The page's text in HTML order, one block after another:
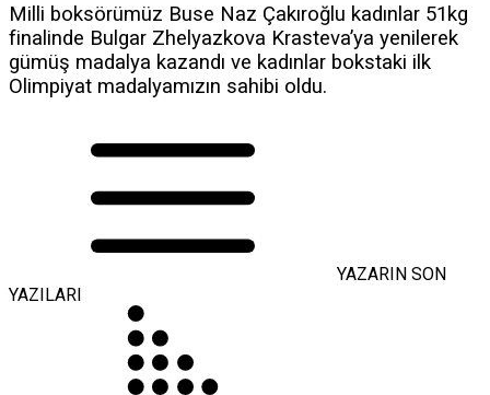
Milli boksörümüz Buse Naz Çakıroğlu kadınlar 51kg
finalinde Bulgar Zhelyazkova Krasteva’ya yenilerek
gümüş madalya kazandı ve kadınlar bokstaki ilk
Olimpiyat madalyamızın sahibi oldu.
YAZARIN SON
YAZILARI